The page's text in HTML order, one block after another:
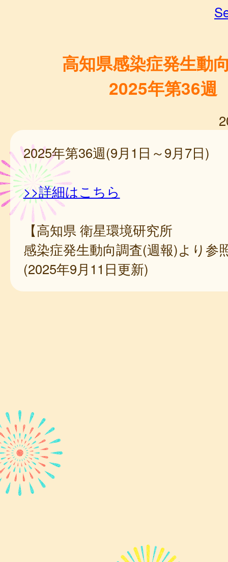
高知県感染症発生動
2025年第36週
2025年第36週(9月1日～9月7日)
>>詳細はこちら
【高知県 衛星環境研究所
感染症発生動向調査(週報)より参
(2025年9月11日更新)